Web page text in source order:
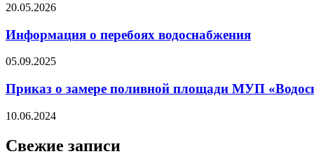
20.05.2026
Информация о перебоях водоснабжения
05.09.2025
Приказ о замере поливной площади МУП
10.06.2024
Свежие записи